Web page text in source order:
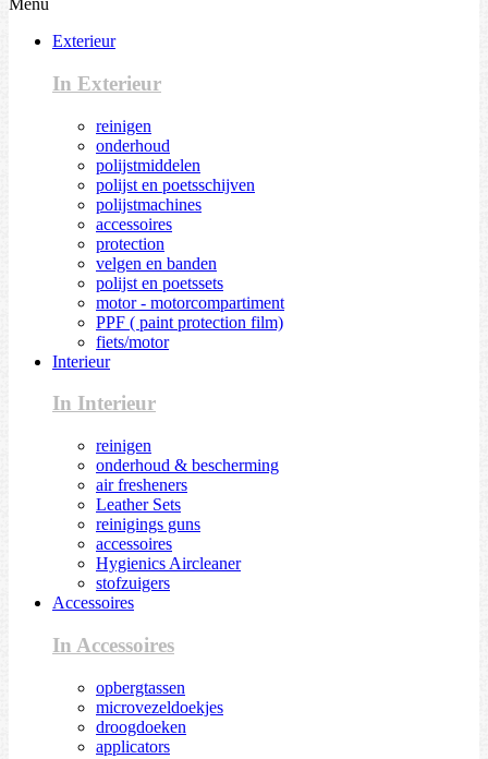
Menu
Exterieur
In Exterieur
reinigen
onderhoud
polijstmiddelen
polijst en poetsschijven
polijstmachines
accessoires
protection
velgen en banden
polijst en poetssets
motor - motorcompartiment
PPF ( paint protection film)
fiets/motor
Interieur
In Interieur
reinigen
onderhoud & bescherming
air fresheners
Leather Sets
reinigings guns
accessoires
Hygienics Aircleaner
stofzuigers
Accessoires
In Accessoires
opbergtassen
microvezeldoekjes
droogdoeken
applicators